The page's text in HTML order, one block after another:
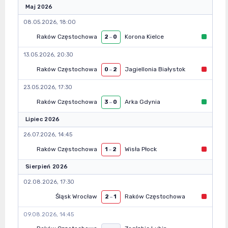
Maj 2026
08.05.2026, 18:00
Raków Częstochowa 2 – 0 Korona Kielce
13.05.2026, 20:30
Raków Częstochowa 0 – 2 Jagiellonia Białystok
23.05.2026, 17:30
Raków Częstochowa 3 – 0 Arka Gdynia
Lipiec 2026
26.07.2026, 14:45
Raków Częstochowa 1 – 2 Wisła Płock
Sierpień 2026
02.08.2026, 17:30
Śląsk Wrocław 2 –1 Raków Częstochowa
09.08.2026, 14:45